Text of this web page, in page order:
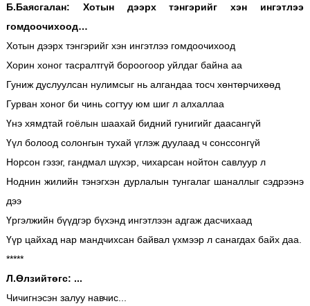
Б.Баясгалан: Хотын дээрх тэнгэрийг хэн ингэтлээ
гомдоочихоод…
Хотын дээрх тэнгэрийг хэн ингэтлээ гомдоочихоод
Хорин хоног тасралтгүй бороогоор уйлдаг байна аа
Гуниж дуслуулсан нулимсыг нь алгандаа тосч хөнтөрчихөөд
Гурван хоног би чинь согтуу юм шиг л алхаллаа
Үнэ хямдтай гоёлын шаахай бидний гунигийг даасангүй
Үүл болоод солонгын тухай үглэж дуулаад ч сонссонгүй
Норсон гэзэг, гандмал шүхэр, чихарсан нойтон савлуур л
Ноднин жилийн тэнэгхэн дурлалын тунгалаг шаналлыг сэдрээнэ
дээ
Үргэлжийн бүүдгэр бүхэнд ингэтлээн адгаж дасчихаад
Үүр цайхад нар мандчихсан байвал үхмээр л санагдах байх даа.
*****
Л.Өлзийтөгс: ...
Чичигнэсэн залуу навчис...